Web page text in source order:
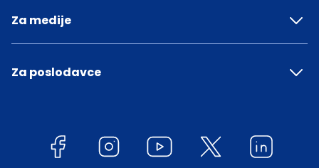
Za medije
Za poslodavce